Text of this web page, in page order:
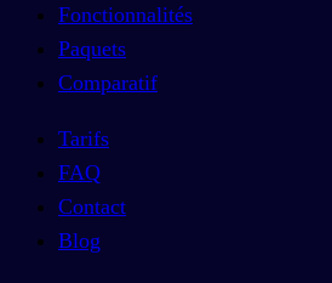
Fonctionnalités
Paquets
Comparatif
Tarifs
FAQ
Contact
Blog